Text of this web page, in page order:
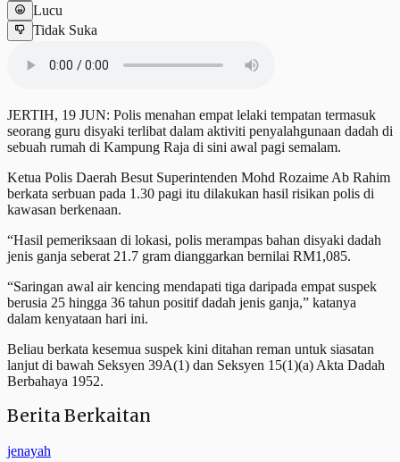
Lucu
Tidak Suka
JERTIH, 19 JUN: Polis menahan empat lelaki tempatan termasuk
seorang guru disyaki terlibat dalam aktiviti penyalahgunaan dadah di
sebuah rumah di Kampung Raja di sini awal pagi semalam.
Ketua Polis Daerah Besut Superintenden Mohd Rozaime Ab Rahim
berkata serbuan pada 1.30 pagi itu dilakukan hasil risikan polis di
kawasan berkenaan.
“Hasil pemeriksaan di lokasi, polis merampas bahan disyaki dadah
jenis ganja seberat 21.7 gram dianggarkan bernilai RM1,085.
“Saringan awal air kencing mendapati tiga daripada empat suspek
berusia 25 hingga 36 tahun positif dadah jenis ganja,” katanya
dalam kenyataan hari ini.
Beliau berkata kesemua suspek kini ditahan reman untuk siasatan
lanjut di bawah Seksyen 39A(1) dan Seksyen 15(1)(a) Akta Dadah
Berbahaya 1952.
Berita Berkaitan
jenayah